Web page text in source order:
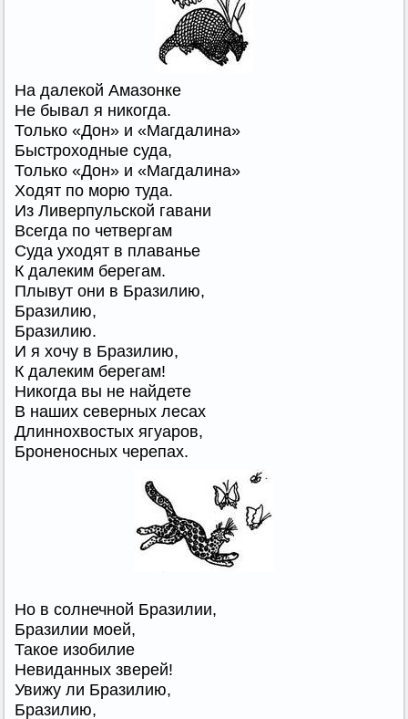
На далекой Амазонке
Не бывал я никогда.
Только «Дон» и «Магдалина»
Быстроходные суда,
Только «Дон» и «Магдалина»
Ходят по морю туда.
Из Ливерпульской гавани
Всегда по четвергам
Суда уходят в плаванье
К далеким берегам.
Плывут они в Бразилию,
Бразилию,
Бразилию.
И я хочу в Бразилию,
К далеким берегам!
Никогда вы не найдете
В наших северных лесах
Длиннохвостых ягуаров,
Броненосных черепах.
Но в солнечной Бразилии,
Бразилии моей,
Такое изобилие
Невиданных зверей!
Увижу ли Бразилию,
Бразилию,